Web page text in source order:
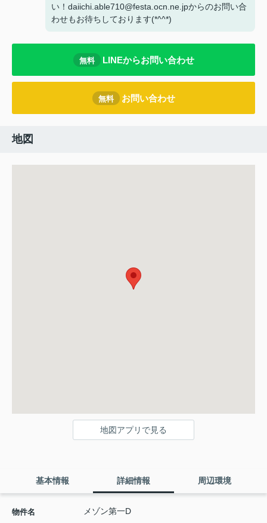
い！daiichi.able710@festa.ocn.ne.jpからのお問い合
わせもお待ちしております(*^^*)
無料 LINEからお問い合わせ
無料 お問い合わせ
地図
地図アプリで見る
基本情報 詳細情報 周辺環境
物件名 メゾン第一D